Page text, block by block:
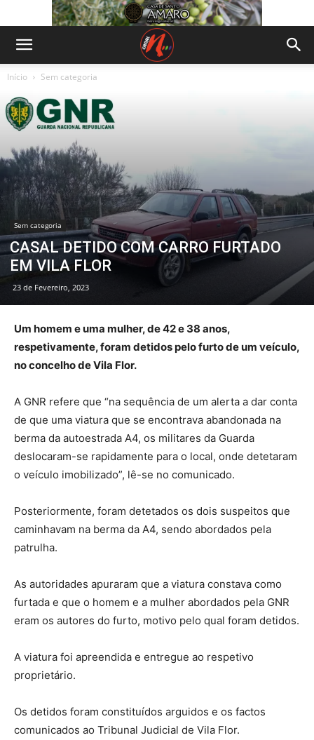
Início Sem categoria
Sem categoria
CASAL DETIDO COM CARRO FURTADO
EM VILA FLOR
23 de Fevereiro, 2023
Um homem e uma mulher, de 42 e 38 anos,
respetivamente, foram detidos pelo furto de um veículo,
no concelho de Vila Flor.
A GNR refere que “na sequência de um alerta a dar conta
de que uma viatura que se encontrava abandonada na
berma da autoestrada A4, os militares da Guarda
deslocaram-se rapidamente para o local, onde detetaram
o veículo imobilizado”, lê-se no comunicado.
Posteriormente, foram detetados os dois suspeitos que
caminhavam na berma da A4, sendo abordados pela
patrulha.
As autoridades apuraram que a viatura constava como
furtada e que o homem e a mulher abordados pela GNR
eram os autores do furto, motivo pelo qual foram detidos.
A viatura foi apreendida e entregue ao respetivo
proprietário.
Os detidos foram constituídos arguidos e os factos
comunicados ao Tribunal Judicial de Vila Flor.